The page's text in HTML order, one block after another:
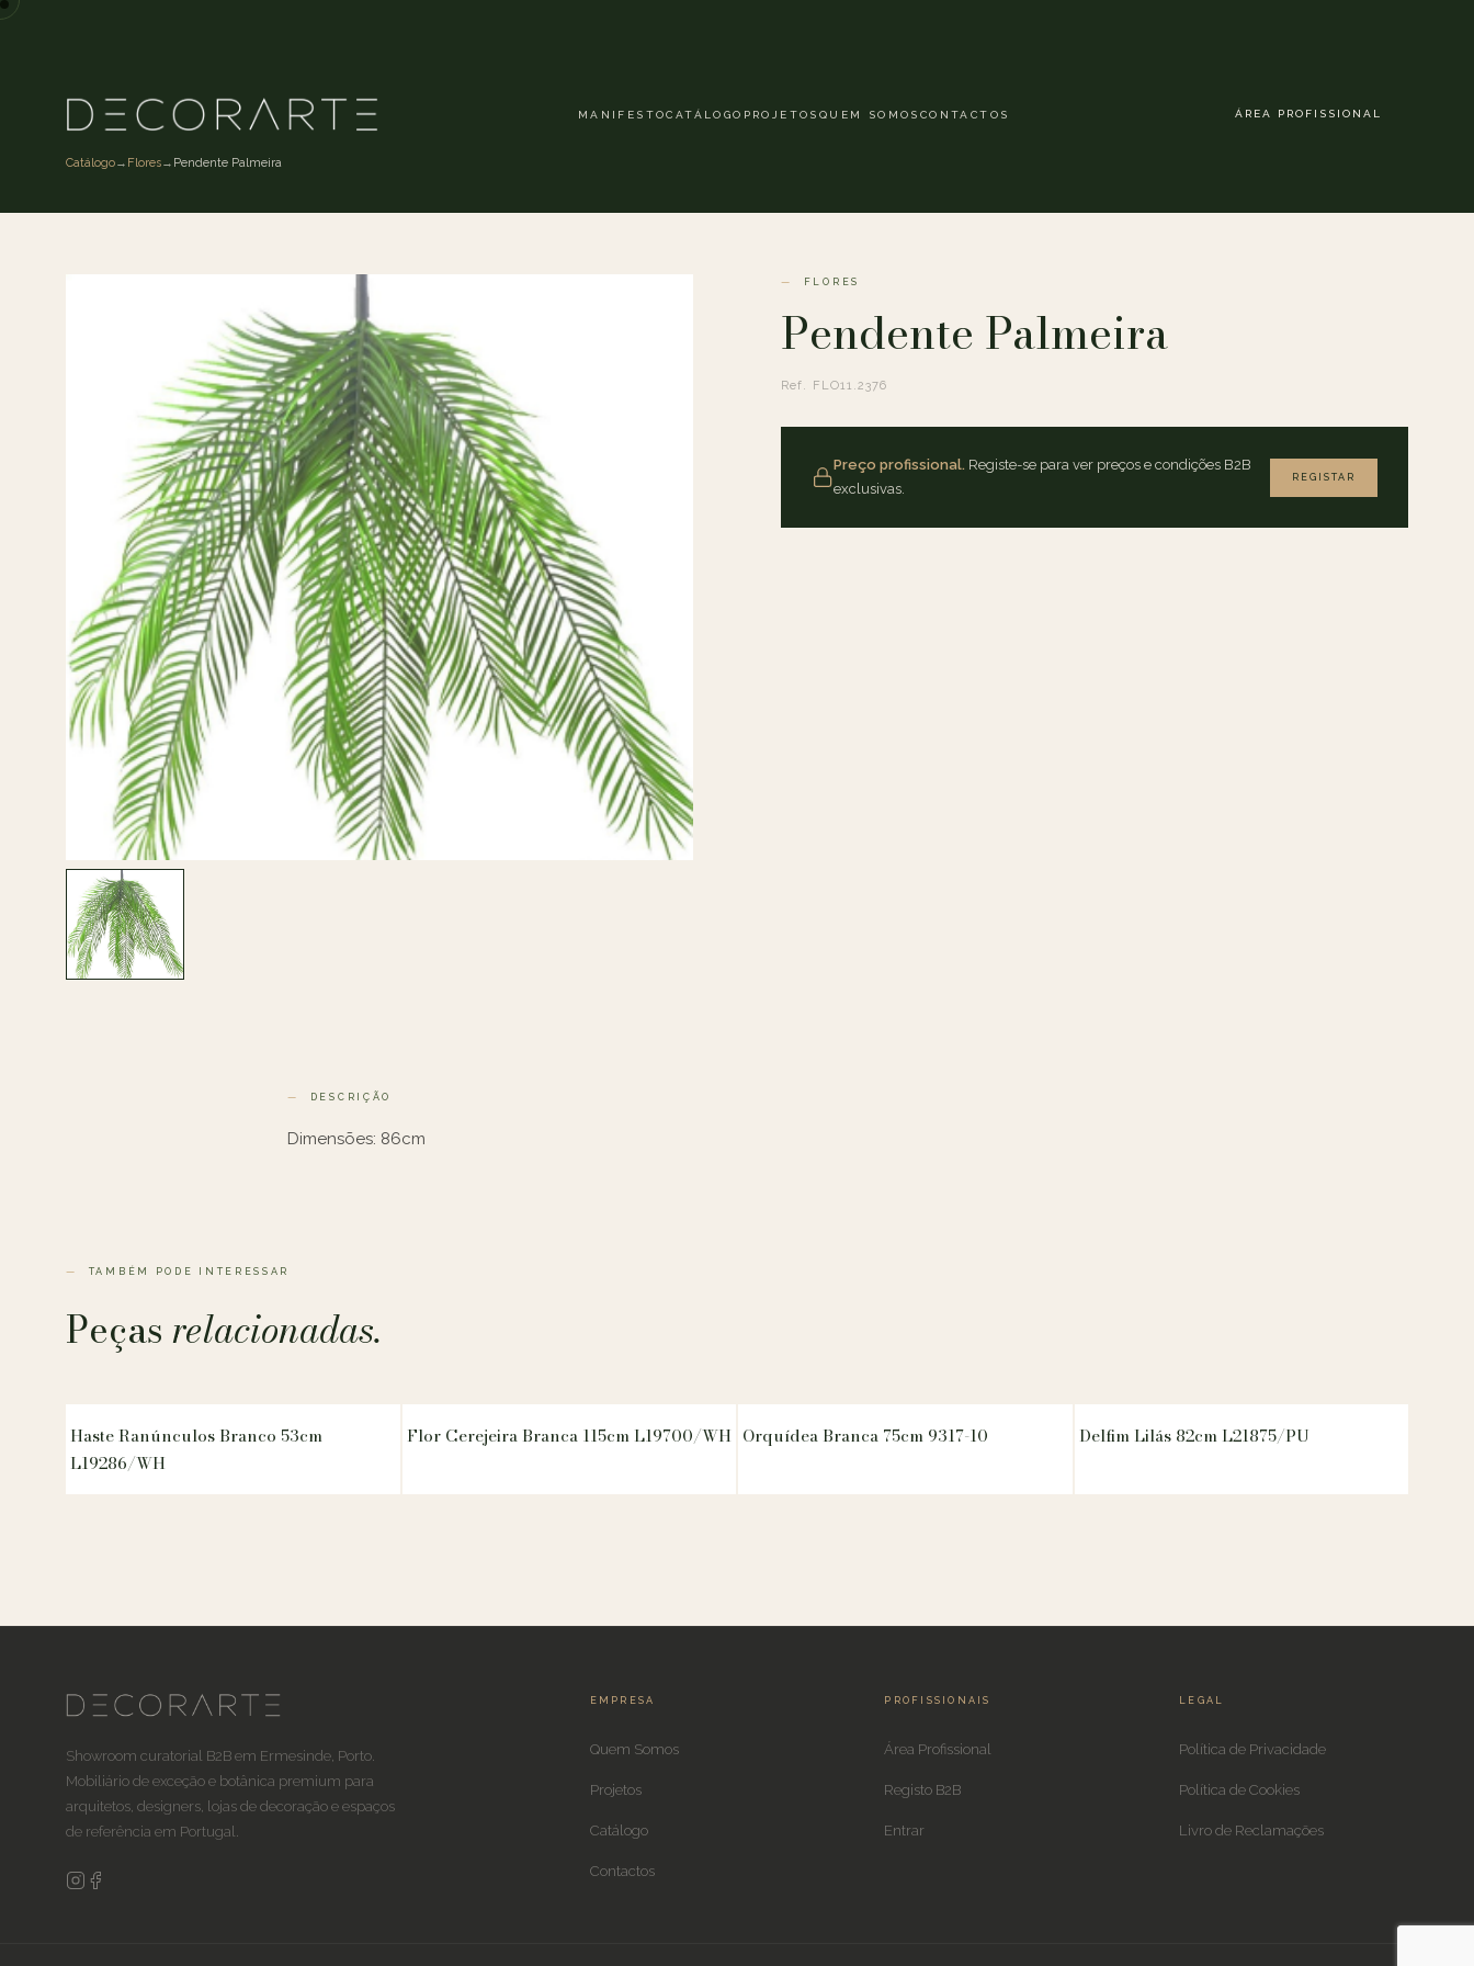
MANIFESTOCATÁLOGO PROJETOS QUEM SOMOS CONTACTOS ÁREA PROFISSIONAL
Catálogo→ Flores→ Pendente Palmeira
FLORES
Pendente Palmeira
Ref. FLO11.2376
Preço profissional. Registe-se para ver preços e condições B2B
exclusivas.
REGISTAR
DESCRIÇÃO
Dimensões: 86cm
TAMBÉM PODE INTERESSAR
Peçasrelacionadas.
Haste Ranúnculos Branco 53cm
L19286/WH
Flor Cerejeira Branca 115cm L19700/WH Orquídea Branca 75cm 9317-10 Delfim Lilás 82cm L21875/PU
Showroom curatorial B2B em Ermesinde, Porto.
Mobiliário de exceção e botânica premium para
arquitetos, designers, lojas de decoração e espaços
de referência em Portugal.
EMPRESA
Quem Somos
Projetos
Catálogo
Contactos
PROFISSIONAIS
Área Profissional
Registo B2B
Entrar
LEGAL
Política de Privacidade
Política de Cookies
Livro de Reclamações